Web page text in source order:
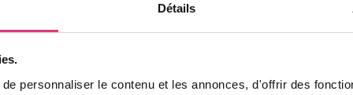
Détails
personnaliser le contenu et les annonces, d'offrir des
et des zones de déperdition.
et de ventilation existants.